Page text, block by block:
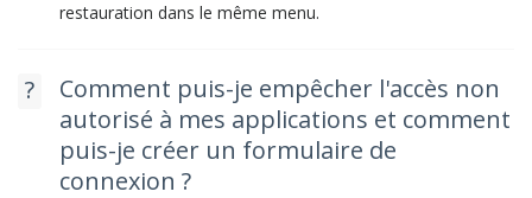
restauration dans le même menu.
Comment puis-je empêcher l'accès non
autorisé à mes applications et comment
puis-je créer un formulaire de
connexion ?